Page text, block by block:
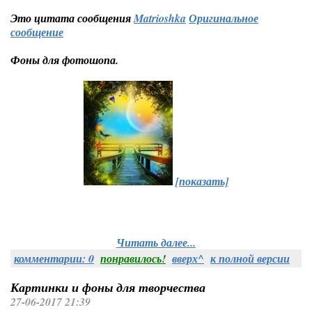
Это цитата сообщенияMatrioshkaОригинальное
сообщение
Фоны для фотошопа.
[показать]
Читать далее...
комментарии: 0 понравилось! вверх^ к полной версии
Картинки и фоны для творчества
27-06-2017 21:39